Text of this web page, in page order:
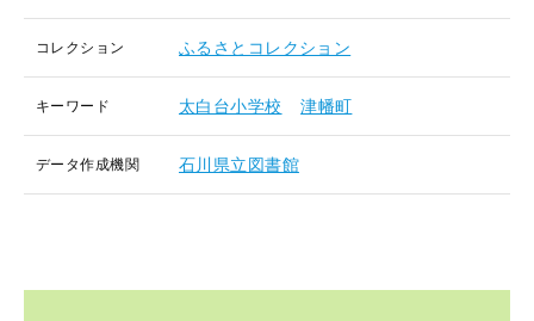
コレクション ふるさとコレクション
キーワード 太白台小学校 津幡町
データ作成機関 石川県立図書館